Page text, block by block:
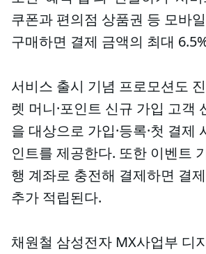
쿠폰과 편의점 상품권 등 모바
구매하면 결제 금액의 최대
서비스 출시 기념 프로모션도
렛 머니·포인트 신규 가입 고객
을 대상으로 가입·등록·첫 결제
인트를 제공한다. 또한 이벤트
행 계좌로 충전해 결제하면 결
추가 적립된다.
채원철 삼성전자 MX사업부 디